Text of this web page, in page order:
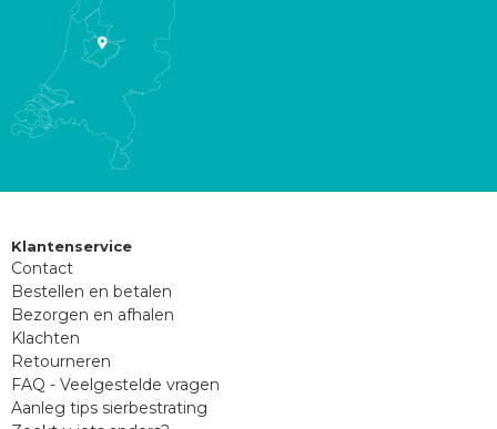
Klantenservice
Contact
Bestellen en betalen
Bezorgen en afhalen
Klachten
Retourneren
FAQ - Veelgestelde vragen
Aanleg tips sierbestrating